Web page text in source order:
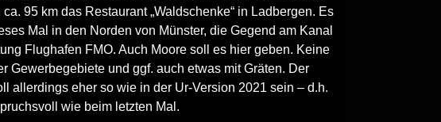
95 km das Restaurant „Waldschenke“ in Ladbergen. Es
Mal in den Norden von Münster, die Gegend am Kanal
Flughafen FMO. Auch Moore soll es hier geben. Keine
Gewerbegebiete und ggf. auch etwas mit Gräten. Der
allerdings eher so wie in der Ur-Version 2021 sein – d.h.
wie beim letzten Mal.